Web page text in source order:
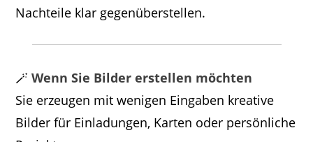
Nachteile klar gegenüberstellen.
🪄 Wenn Sie Bilder erstellen möchten
Sie erzeugen mit wenigen Eingaben kreative
Bilder für Einladungen, Karten oder persönliche